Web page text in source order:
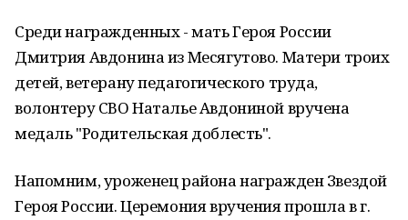
Среди награжденных - мать Героя России
Дмитрия Авдонина из Месягутово. Матери троих
детей, ветерану педагогического труда,
волонтеру СВО Наталье Авдониной вручена
медаль "Родительская доблесть".
Напомним, уроженец района награжден Звездой
Героя России. Церемония вручения прошла в г.